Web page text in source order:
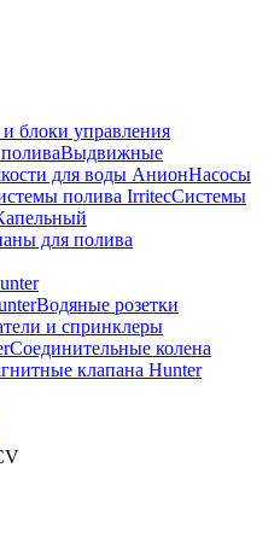
блоки управления
Выдвижные
для воды АнионНасосы
полива IrritecСистемы
для полива
Водяные розетки
и спринклеры
Соединительные колена
клапана Hunter